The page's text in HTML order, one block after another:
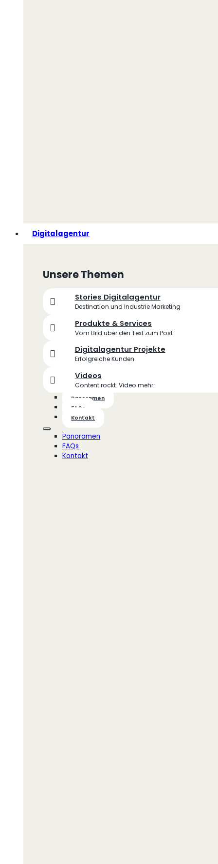
Digitalagentur
Unsere Themen
Stories Digitalagentur
Destination und Industrie Marketing
Produkte & Services
Vom Bild über den Text zum Post
Digitalagentur Projekte
Erfolgreiche Kunden
Videos
Content rockt. Video mehr.
Panoramen
FAQs
Kontakt
Panoramen
FAQs
Kontakt